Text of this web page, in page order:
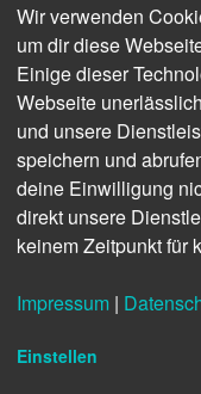
Online-Prüfung/
€ inkl. USt.
Wir verwenden
um dir diese
Einige dieser
Webseite
und unsere
speichern und
deine Einwilligung
direkt unsere
keinem Zeitpunkt für
Impressum |
Einstellen